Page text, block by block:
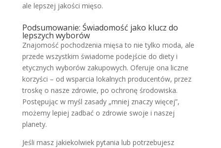
ale lepszej jakości mięso.
Podsumowanie: Świadomość jako klucz do
lepszych wyborów
Znajomość pochodzenia mięsa to nie tylko moda, ale
przede wszystkim świadome podejście do diety i
etycznych wyborów zakupowych. Oferuje ona liczne
korzyści – od wsparcia lokalnych producentów, przez
troskę o nasze zdrowie, po ochronę środowiska.
Postępując w myśl zasady „mniej znaczy więcej”,
możemy lepiej zadbać o zdrowie swoje i naszej
planety.
Jeśli masz jakiekolwiek pytania lub potrzebujesz